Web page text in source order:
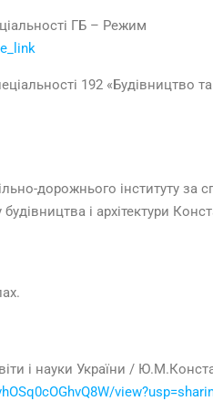
ГБ – Режим
192 «Будівництво
дорожнього інституту за
і архітектури
і науки України /